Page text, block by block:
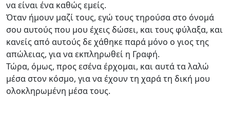
να είναι ένα καθώς εμείς.
Όταν ήμουν μαζί τους, εγώ τους τηρούσα στο όνομά
σου αυτούς που μου έχεις δώσει, και τους φύλαξα, και
κανείς από αυτούς δε χάθηκε παρά μόνο ο γιος της
απώλειας, για να εκπληρωθεί η Γραφή.
Τώρα, όμως, προς εσένα έρχομαι, και αυτά τα λαλώ
μέσα στον κόσμο, για να έχουν τη χαρά τη δική μου
ολοκληρωμένη μέσα τους.